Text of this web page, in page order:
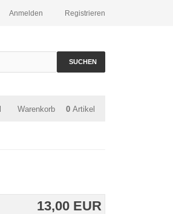
Registrieren
Anmelden
SUCHEN
Warenkorb 0 Artikel
13,00 EUR